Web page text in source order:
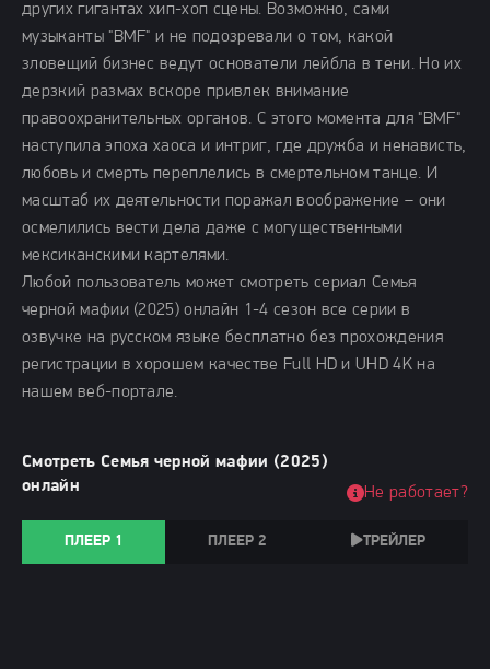
других гигантах хип-хоп сцены. Возможно, сами
музыканты "BMF" и не подозревали о том, какой
зловещий бизнес ведут основатели лейбла в тени. Но их
дерзкий размах вскоре привлек внимание
правоохранительных органов. С этого момента для "BMF"
наступила эпоха хаоса и интриг, где дружба и ненависть,
любовь и смерть переплелись в смертельном танце. И
масштаб их деятельности поражал воображение – они
осмелились вести дела даже с могущественными
мексиканскими картелями.
Любой пользователь может смотреть сериал Семья
черной мафии (2025) онлайн 1-4 сезон все серии в
озвучке на русском языке бесплатно без прохождения
регистрации в хорошем качестве Full HD и UHD 4K на
нашем веб-портале.
Смотреть Семья черной мафии (2025)
онлайн
ПЛЕЕР 1 ПЛЕЕР 2 ТРЕЙЛЕР
Не работает?